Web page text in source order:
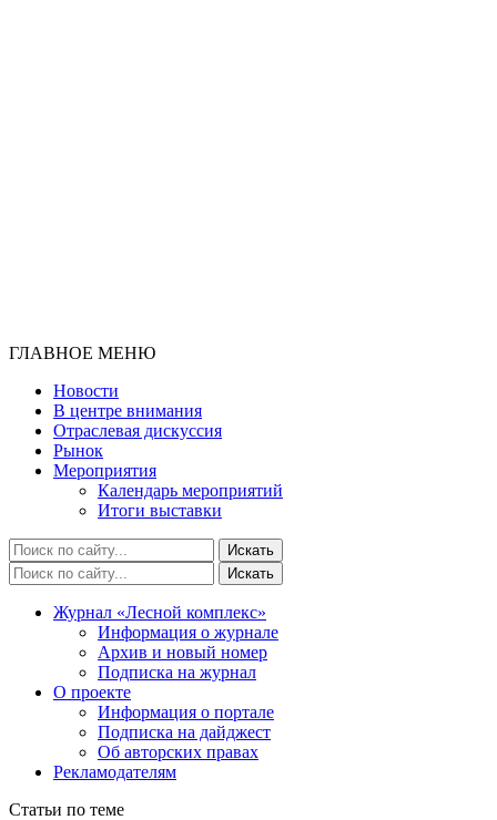
ГЛАВНОЕ МЕНЮ
Новости
В центре внимания
Отраслевая дискуссия
Рынок
Мероприятия
Календарь мероприятий
Итоги выставки
Журнал «Лесной комплекс»
Информация о журнале
Архив и новый номер
Подписка на журнал
О проекте
Информация о портале
Подписка на дайджест
Об авторских правах
Рекламодателям
Статьи по теме